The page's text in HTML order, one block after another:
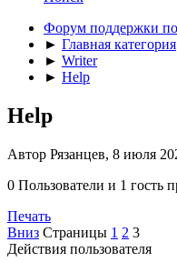
Форум поддержки
► Главная категория
► Writer
► Help
Help
Автор Рязанцев, 8 июля
0 Пользователи и 1 гость
Печать
Вниз Страницы 1 2 3
Действия пользователя